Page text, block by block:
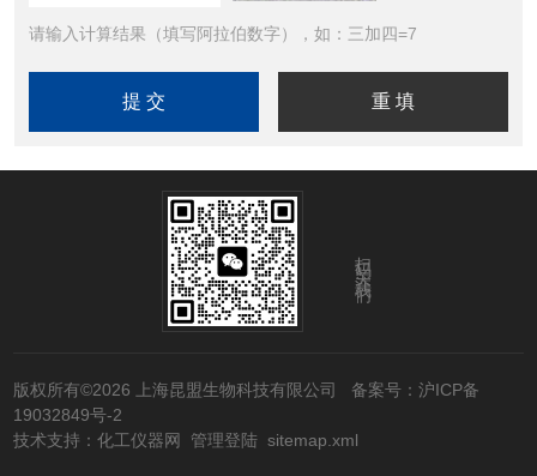
请输入计算结果（填写阿拉伯数字），如：三加四=7
扫码关注我们
版权所有©2026 上海昆盟生物科技有限公司 备案号：沪ICP备
19032849号-2
技术支持：化工仪器网 管理登陆 sitemap.xml